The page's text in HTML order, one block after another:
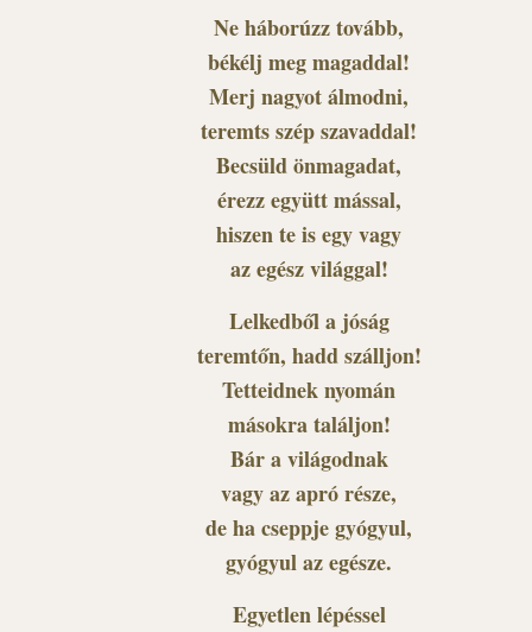
Ne háborúzz tovább,
békélj meg magaddal!
Merj nagyot álmodni,
teremts szép szavaddal!
Becsüld önmagadat,
érezz együtt mással,
hiszen te is egy vagy
az egész világgal!
Lelkedből a jóság
teremtőn, hadd szálljon!
Tetteidnek nyomán
másokra találjon!
Bár a világodnak
vagy az apró része,
de ha cseppje gyógyul,
gyógyul az egésze.
Egyetlen lépéssel